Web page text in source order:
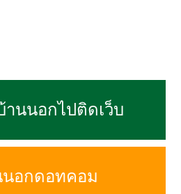
านนอกไปติดเว็บ
นอกดอทคอม